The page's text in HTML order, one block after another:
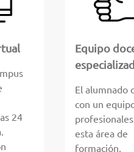
24
Equipo
El alumnado
con un
esta área de
formación,